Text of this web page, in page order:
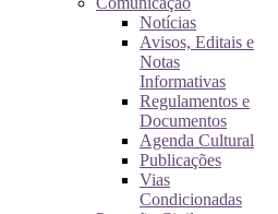
Notícias
Avisos, Editais e
Notas
Informativas
Regulamentos e
Documentos
Agenda Cultural
Publicações
Vias
Condicionadas